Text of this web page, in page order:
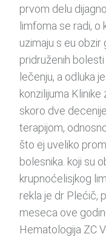
prvom delu
limfoma se radi, o
uzimaju s eu obzir
pridruženih
lečenju, a odluka
konzilijuma
skoro dve
terapijom,
što ej uveliko
bolesnika. koji su
krupnoćelisjkog
rekla je dr Plećič,
meseca ove
Hematologija ZC